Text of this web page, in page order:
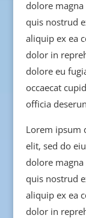
dolore
quis nostrud
aliquip ex ea
dolor in
dolore eu
occaecat
officia
Lorem ipsum
elit, sed do
dolore
quis nostrud
aliquip ex ea
dolor in